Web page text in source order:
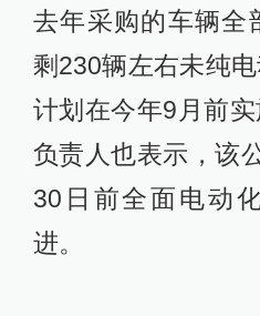
去年采购的车辆全
剩230辆左右未纯
计划在今年9月前
负责人也表示，该
30日前全面电动
进。